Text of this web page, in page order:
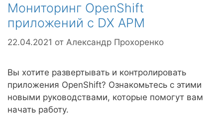
Мониторинг OpenShift
приложений с DX APM
22.04.2021 от Александр Прохоренко
Вы хотите развертывать и контролировать
приложения OpenShift? Ознакомьтесь с этими
новыми руководствами, которые помогут вам
начать работу.